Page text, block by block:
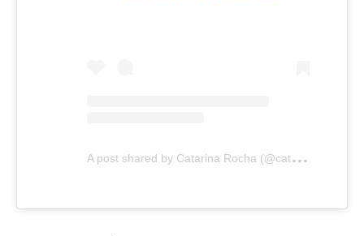
A
post shared by Catarina Rocha (@catarinaarochaa)